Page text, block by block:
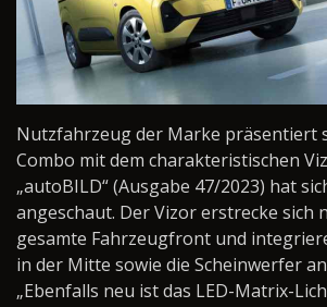
Nutzfahrzeug der Marke präsentiert
Combo mit dem charakteristischen
„autoBILD“ (Ausgabe 47/2023) hat
angeschaut. Der Vizor erstrecke sich
gesamte Fahrzeugfront und
in der Mitte sowie die Scheinwerfer
„Ebenfalls neu ist das LED-Matrix-